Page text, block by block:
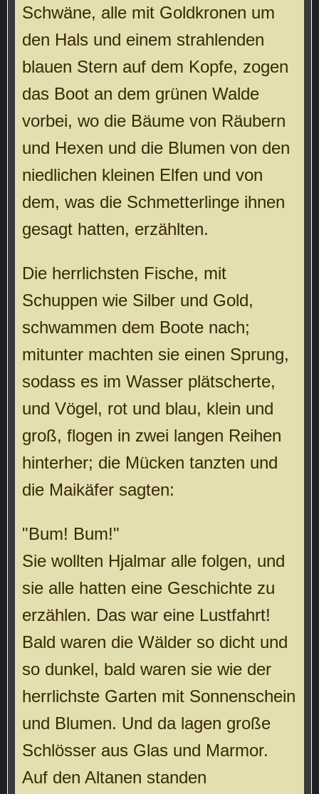
Schwäne, alle mit Goldkronen um
den Hals und einem strahlenden
blauen Stern auf dem Kopfe, zogen
das Boot an dem grünen Walde
vorbei, wo die Bäume von Räubern
und Hexen und die Blumen von den
niedlichen kleinen Elfen und von
dem, was die Schmetterlinge ihnen
gesagt hatten, erzählten.
Die herrlichsten Fische, mit
Schuppen wie Silber und Gold,
schwammen dem Boote nach;
mitunter machten sie einen Sprung,
sodass es im Wasser plätscherte,
und Vögel, rot und blau, klein und
groß, flogen in zwei langen Reihen
hinterher; die Mücken tanzten und
die Maikäfer sagten:
"Bum! Bum!"
Sie wollten Hjalmar alle folgen, und
sie alle hatten eine Geschichte zu
erzählen. Das war eine Lustfahrt!
Bald waren die Wälder so dicht und
so dunkel, bald waren sie wie der
herrlichste Garten mit Sonnenschein
und Blumen. Und da lagen große
Schlösser aus Glas und Marmor.
Auf den Altanen standen